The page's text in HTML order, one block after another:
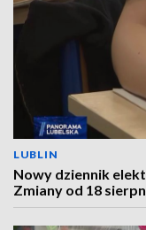
LUBLIN
Nowy dziennik
Zmiany od 18